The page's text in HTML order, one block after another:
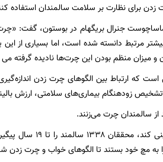
زدن برای نظارت بر سلامت سالمندان استفاده
جنرال بریگهام در بوستون، گفت:
مرتبط دانسته شده است، اما بسیاری از
میزان منظم بودن این چرت‌ها نادیده گرفته
که ارتباط بین الگوهای چرت زدن
زودهنگام بیماری‌های سلامتی، ارزش
برای بررسی اینکه آیا چرت زدن